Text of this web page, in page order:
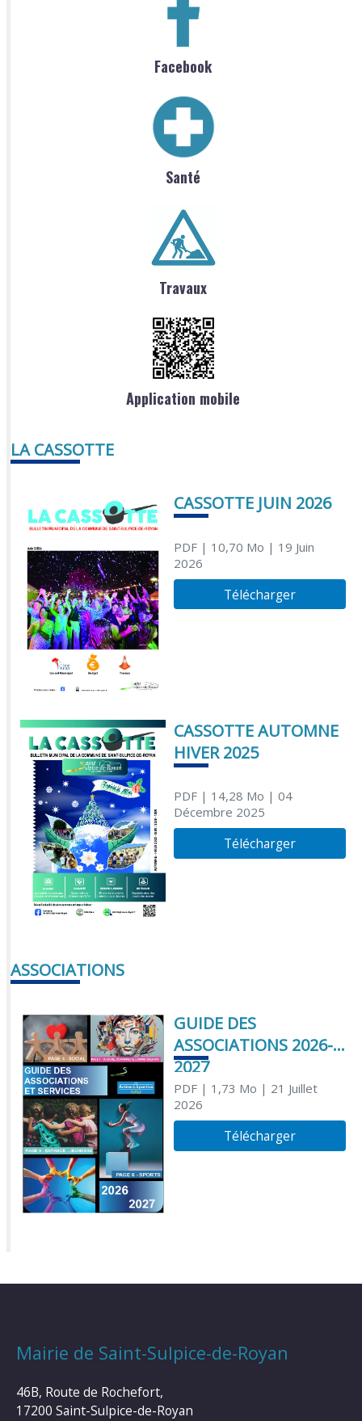
Facebook
Santé
Travaux
Application mobile
LA CASSOTTE
CASSOTTE JUIN 2026
PDF| 10,70 Mo | 19 Juin
2026
Télécharger
CASSOTTE AUTOMNE
HIVER 2025
PDF| 14,28 Mo | 04
Décembre 2025
Télécharger
ASSOCIATIONS
GUIDE DES
ASSOCIATIONS 2026-
2027
PDF| 1,73 Mo | 21 Juillet
2026
Télécharger
Mairie de Saint-Sulpice-de-Royan
46B, Route de Rochefort,
17200 Saint-Sulpice-de-Royan